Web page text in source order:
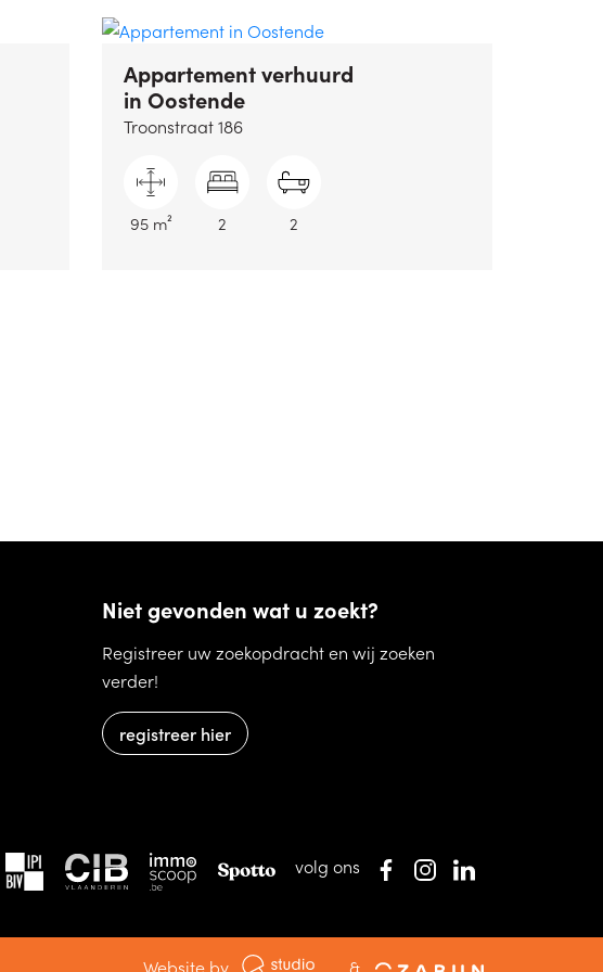
Appartement verhuurd
in Oostende
Troonstraat 186
95 m² 2 2
Oostende)
te koop Oostende)
Niet gevonden wat u zoekt?
Registreer uw zoekopdracht en wij zoeken
verder!
registreer hier
volg ons
Website by &